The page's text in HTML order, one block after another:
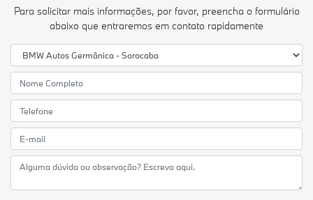
Para solicitar mais informações, por favor, preencha o formulário
abaixo que entraremos em contato rapidamente